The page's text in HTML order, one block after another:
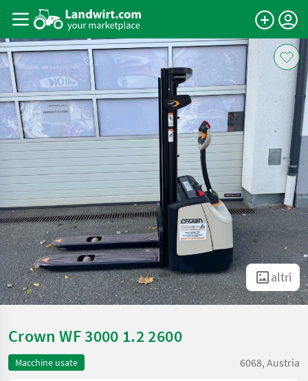
altri
Crown WF 3000 1.2 2600
Macchine usate 6068, Austria